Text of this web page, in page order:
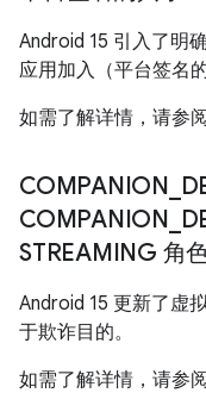
Android 15 引入了明
应用加入（平台签名
如需了解详情，请参阅
COMPANION
COMPANION
STREAMING 角
Android 15 更新了虚
于欺诈目的。
如需了解详情，请参阅